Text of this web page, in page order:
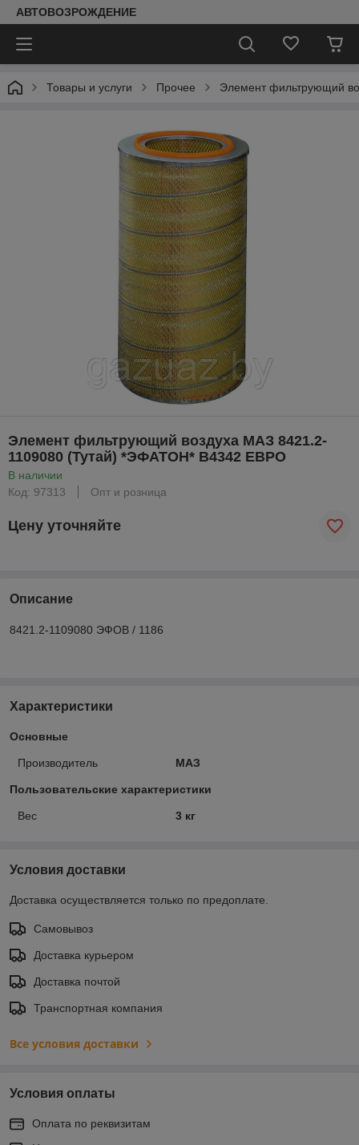
АВТОВОЗРОЖДЕНИЕ
Товары и услуги Прочее Элемент фильтрующий
Элемент фильтрующий воздуха МАЗ 8421.2-
1109080 (Тутай) *ЭФАТОН* B4342 ЕВРО
В наличии
Код: 97313
Опт и розница
Цену уточняйте
Описание
8421.2-1109080 ЭФОВ / 1186
Характеристики
Основные
Производитель МАЗ
Пользовательские характеристики
Вес 3 кг
Условия доставки
Доставка осуществляется только по предоплате.
Самовывоз
Доставка курьером
Доставка почтой
Транспортная компания
Все условия доставки
Условия оплаты
Оплата по реквизитам